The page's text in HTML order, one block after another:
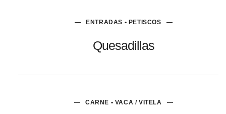
ENTRADAS • PETISCOS
Quesadillas
CARNE • VACA / VITELA